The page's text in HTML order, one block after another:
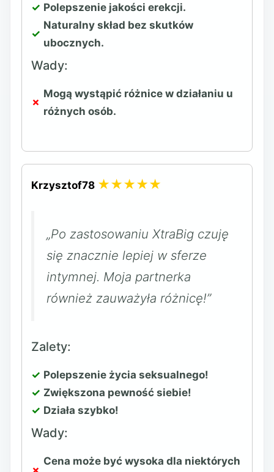
Polepszenie jakości erekcji.
Naturalny skład bez skutków
ubocznych.
Wady:
Mogą wystąpić różnice w działaniu u
różnych osób.
Krzysztof78 ★★★★★
„Po zastosowaniu XtraBig czuję
się znacznie lepiej w sferze
intymnej. Moja partnerka
również zauważyła różnicę!”
Zalety:
Polepszenie życia seksualnego!
Zwiększona pewność siebie!
Działa szybko!
Wady:
Cena może być wysoka dla niektórych